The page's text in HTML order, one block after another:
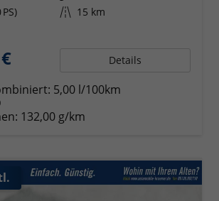
Kilometerstand 15 km
Details
5,00 l/100km
132,00 g/km